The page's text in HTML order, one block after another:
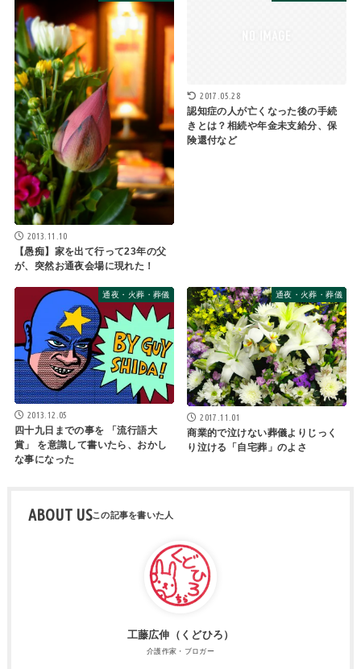
2013.11.10
【愚痴】家を出て行って23年の父
が、突然お通夜会場に現れた！
2017.05.28
認知症の人が亡くなった後の手続
きとは？相続や年金未支給分、保
険還付など
通夜・火葬・葬儀
2013.12.05
四十九日までの事を 「流行語大
賞」 を意識して書いたら、おかし
な事になった
通夜・火葬・葬儀
2017.11.01
商業的で泣けない葬儀よりじっく
り泣ける「自宅葬」のよさ
ABOUT US
工藤広伸（くどひろ）
介護作家・ブロガー